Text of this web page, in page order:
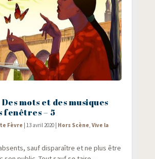
Des mots et des musiques
fenêtres – 5
Fèvre | 13 avril 2020 | Hors Scène ,Vive la
sauf dis­pa­raître et ne plus être